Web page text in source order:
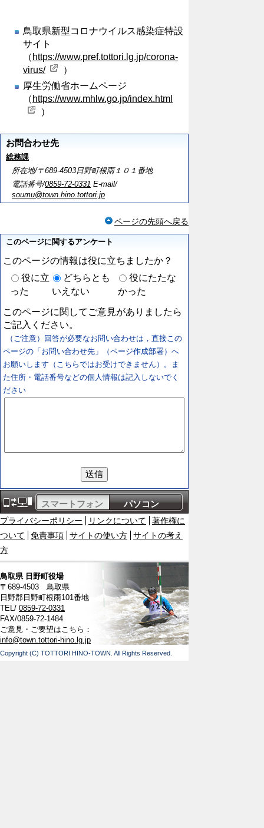
鳥取県新型コロナウイルス感染症特設
サイト
（ https://www.pref.tottori.lg.jp/corona-
virus/
）
厚生労働省ホームページ
（ https://www.mhlw.go.jp/index.html
）
お問合わせ先
総務課
所在地/〒689-4503日野町根雨１０１番地
電話番号/0859-72-0331 E-mail/
soumu@town.hino.tottori.jp
ページの先頭へ戻る
このページに関するアンケート
このページの情報は役に立ちましたか？
役に立
った
どちらとも
いえない
役にたたな
かった
このページに関してご意見がありましたら
ご記入ください。
（ご注意）回答が必要なお問い合わせは，直接この
ページの「お問い合わせ先」（ページ作成部署）へ
お願いします（こちらではお受けできません）。ま
た住所・電話番号などの個人情報は記入しないでく
ださい
パソコン
スマートフォン
プライバシーポリシー リンクについて
著作権に
ついて
免責事項 サイトの使い方
サイトの考え
方
鳥取県 日野町役場
〒689-4503 鳥取県
日野郡日野町根雨101番地
TEL/ 0859-72-0331
FAX/0859-72-1484
ご意見・ご要望はこちら：
info@town.tottori-hino.lg.jp
Copyright (C) TOTTORI HINO-TOWN. All Rights Reserved.